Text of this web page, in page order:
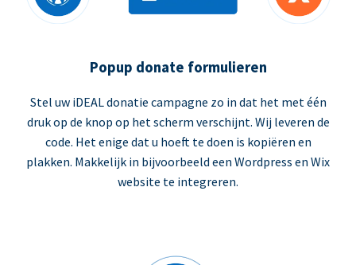
Popup donate formulieren
Stel uw iDEAL donatie campagne zo in dat het met één
druk op de knop op het scherm verschijnt. Wij leveren de
code. Het enige dat u hoeft te doen is kopiëren en
plakken. Makkelijk in bijvoorbeeld een Wordpress en Wix
website te integreren.